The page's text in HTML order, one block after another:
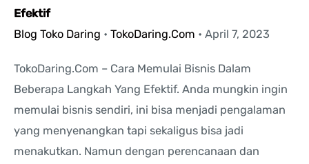
Efektif
Blog Toko Daring • TokoDaring.Com • April 7, 2023
TokoDaring.Com – Cara Memulai Bisnis Dalam
Beberapa Langkah Yang Efektif. Anda mungkin ingin
memulai bisnis sendiri, ini bisa menjadi pengalaman
yang menyenangkan tapi sekaligus bisa jadi
menakutkan. Namun dengan perencanaan dan